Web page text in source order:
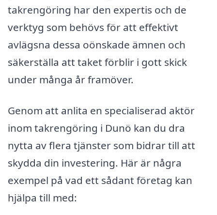
takrengöring har den expertis och de
verktyg som behövs för att effektivt
avlägsna dessa oönskade ämnen och
säkerställa att taket förblir i gott skick
under många år framöver.
Genom att anlita en specialiserad aktör
inom takrengöring i Dunö kan du dra
nytta av flera tjänster som bidrar till att
skydda din investering. Här är några
exempel på vad ett sådant företag kan
hjälpa till med: